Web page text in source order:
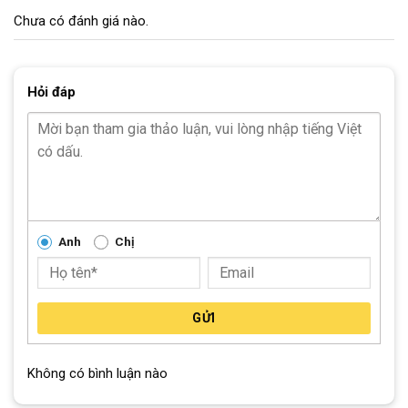
Đùm Hợp kim
Căm
Lốp xe
GIANT Escape R Tire 700x30c (một số sản xuất sẽ
là CST Recourse 700x30c)
Yên GIANT Connect Comfort
Bàn đạp Bàn đạp lồng nhôm
Ghi đông Nhôm 25.4
Chưa có đánh giá nào.
Hỏi đáp
Anh Chị
GỬI
Không có bình luận nào